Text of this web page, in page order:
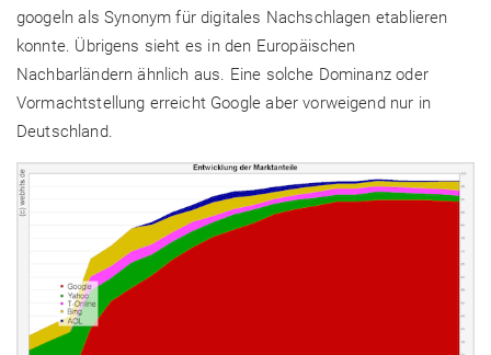
googeln als Synonym für digitales Nachschlagen etablieren
konnte. Übrigens sieht es in den Europäischen
Nachbarländern ähnlich aus. Eine solche Dominanz oder
Vormachtstellung erreicht Google aber vorweigend nur in
Deutschland.